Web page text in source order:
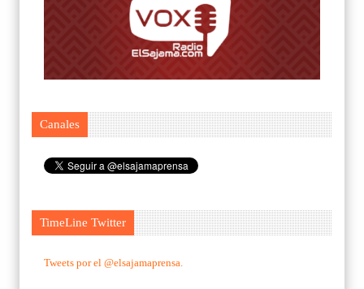
Canales
TimeLine Twitter
Tweets por el @elsajamaprensa.